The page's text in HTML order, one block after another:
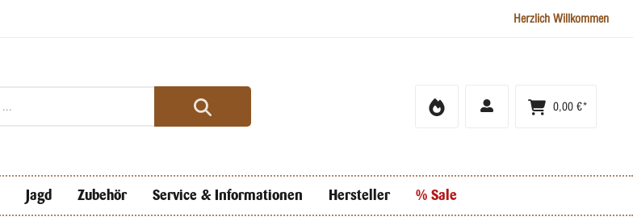
Herzlich Willkommen
0,00 €*
Jagd Zubehör Service & Informationen Hersteller % Sale